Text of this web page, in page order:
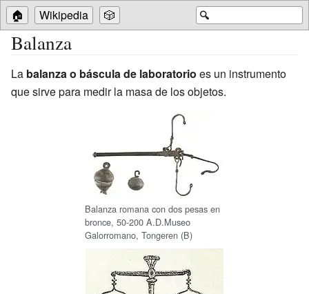
🔍
🏠 Wikipedia 🎲
Balanza
La balanza o báscula de laboratorio es un instrumento
que sirve para medir la masa de los objetos.
Balanza romana con dos pesas en
bronce, 50-200 A.D.Museo
Galorromano, Tongeren (B)